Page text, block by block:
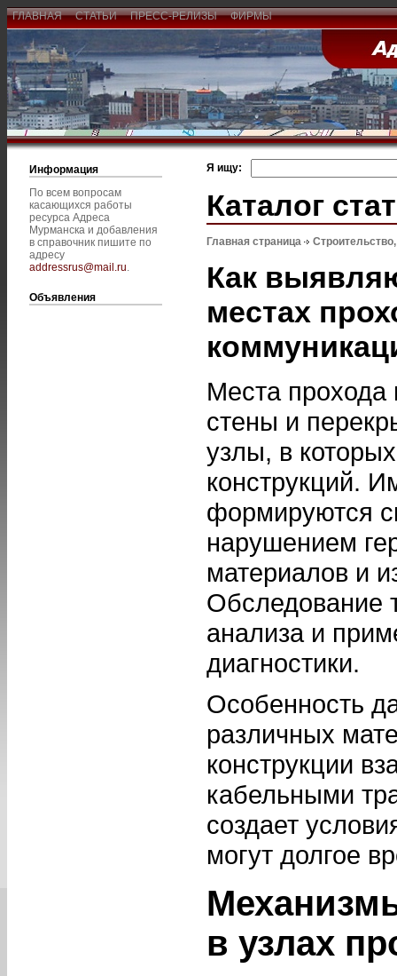
ГЛАВНАЯ СТАТЬИ ПРЕСС-РЕЛИЗЫ ФИРМЫ
Информация
По всем вопросам
касающихся работы
ресурса Адреса
Мурманска и добавления
в справочник пишите по
адресу
addressrus@mail.ru.
Объявления
Я ищу:
Каталог
Главная страница
Как
местах
Места прохода
стены и
узлы, в
конструкций.
формируются
нарушением
материалов и
Обследование
анализа и
диагностики.
Особенность
различных
конструкции
кабельными
создает
могут долгое
в узлах